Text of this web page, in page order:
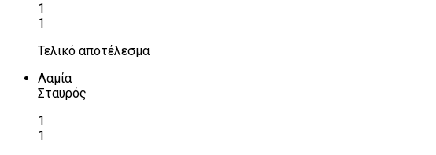
1
1
Τελικό αποτέλεσμα
Λαμία
Σταυρός
1
1